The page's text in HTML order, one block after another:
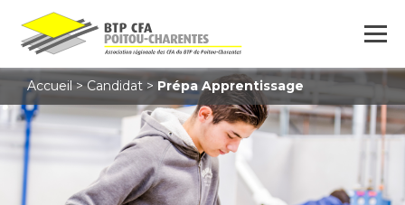
Accueil > Candidat > Prépa Apprentissage